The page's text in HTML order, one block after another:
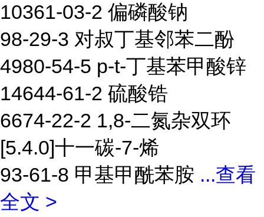
10361-03-2 偏磷酸钠
98-29-3 对叔丁基邻苯二酚
4980-54-5 p-t-丁基苯甲酸锌
14644-61-2 硫酸锆
6674-22-2 1,8-二氮杂双环
[5.4.0]十一碳-7-烯
93-61-8 甲基甲酰苯胺 ...查看
全文 >